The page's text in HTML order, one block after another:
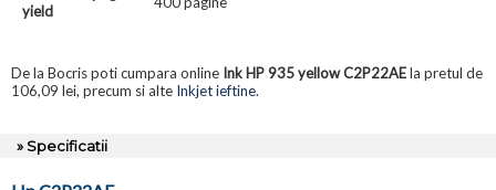
yield
De la Bocris poti cumpara online Ink HP 935 yellow C2P22AEla pretul de
106,09 lei, precum si alte Inkjet ieftine.
» Specificatii